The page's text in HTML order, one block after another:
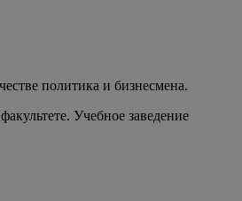
политика и бизнесмена.
Учебное заведение